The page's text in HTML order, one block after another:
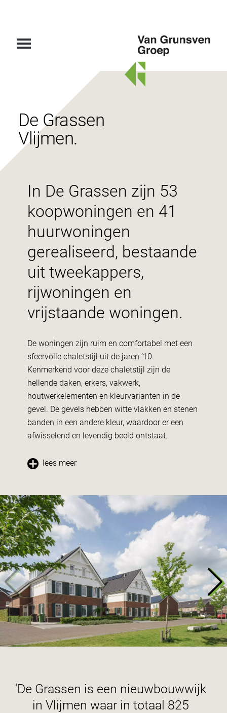
De Grassen
Vlijmen.
In De Grassen zijn 53
koopwoningen en 41
huurwoningen
gerealiseerd, bestaande
uit tweekappers,
rijwoningen en
vrijstaande woningen.
De woningen zijn ruim en comfortabel met een
sfeervolle chaletstijl uit de jaren ’10.
Kenmerkend voor deze chaletstijl zijn de
hellende daken, erkers, vakwerk,
houtwerkelementen en kleurvarianten in de
gevel. De gevels hebben witte vlakken en stenen
banden in een andere kleur, waardoor er een
afwisselend en levendig beeld ontstaat.
lees meer
'De Grassen is een nieuwbouwwijk
in Vlijmen waar in totaal 825